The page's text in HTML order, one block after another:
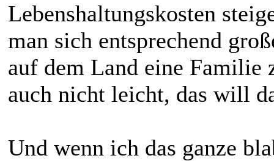
Lebenshaltungskosten
man sich entsprechend
auf dem Land eine Familie
auch nicht leicht, das will
Und wenn ich das ganze